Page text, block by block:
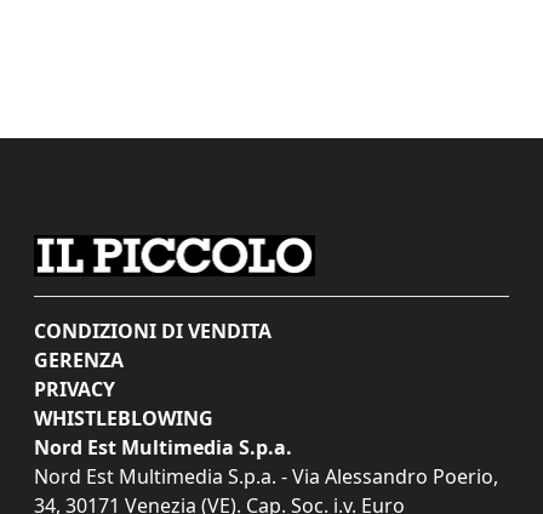
CONDIZIONI DI VENDITA
GERENZA
PRIVACY
WHISTLEBLOWING
Nord Est Multimedia S.p.a.
Nord Est Multimedia S.p.a. - Via Alessandro Poerio,
34, 30171 Venezia (VE). Cap. Soc. i.v. Euro